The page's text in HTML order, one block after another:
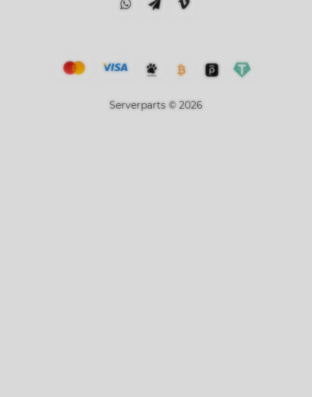
Serverparts © 2026